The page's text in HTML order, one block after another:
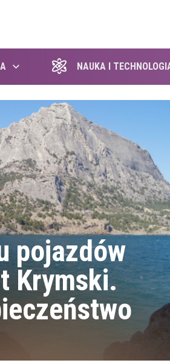
NAUKA I
pojazdów
Krymski.